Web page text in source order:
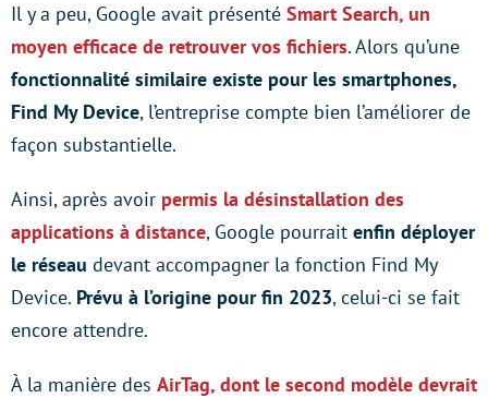
Il y a peu, Google avait présenté Smart Search, un
moyen efficace de retrouver vos fichiers. Alors qu’une
fonctionnalité similaire existe pour les smartphones,
Find My Device, l’entreprise compte bien l’améliorer de
façon substantielle.
Ainsi, après avoir permis la désinstallation des
applications à distance, Google pourrait enfin déployer
le réseau devant accompagner la fonction Find My
Device. Prévu à l’origine pour fin 2023, celui-ci se fait
encore attendre.
À la manière des AirTag, dont le second modèle devrait